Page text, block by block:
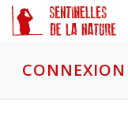
CONNEXION
Panneau de gestion